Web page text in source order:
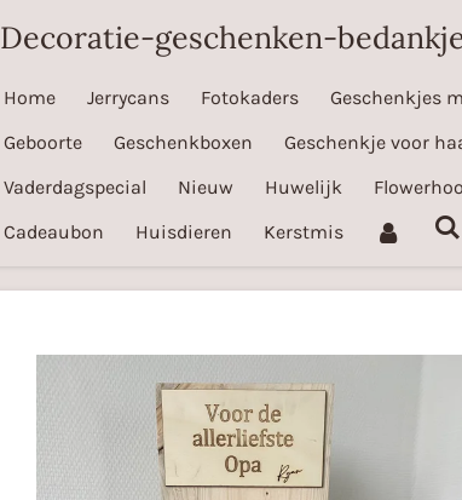
Decoratie-geschenken-
Home Jerrycans Fotokaders Geschenkjes
Geboorte
Geschenkboxen Geschenkje voor
Vaderdagspecial
Nieuw Huwelijk
Cadeaubon
Huisdieren Kerstmis